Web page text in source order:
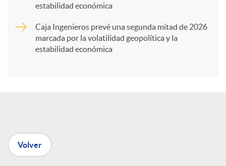
n
estabilidad económica
Caja Ingenieros prevé una segunda mitad de 2026
marcada por la volatilidad geopolítica y la
estabilidad económica
Volver